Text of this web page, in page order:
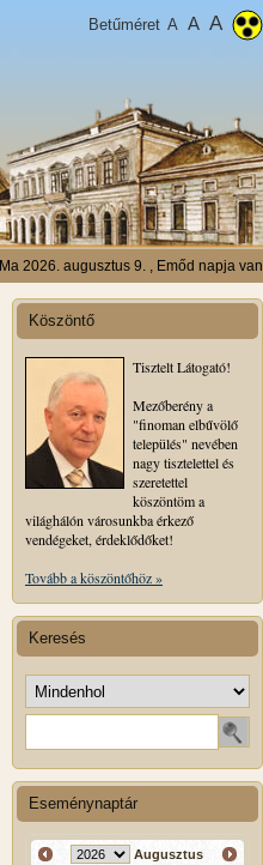
Betűméret A A A
Ma 2026. augusztus 9. , Emőd napja van
Köszöntő
Tisztelt Látogató!
Mezőberény a
"finoman elbűvölő
település" nevében
nagy tisztelettel és
szeretettel
köszöntöm a
világhálón városunkba érkező
vendégeket, érdeklődőket!
Tovább a köszöntőhöz »
Keresés
Keresés helye
Eseménynaptár
Augusztus